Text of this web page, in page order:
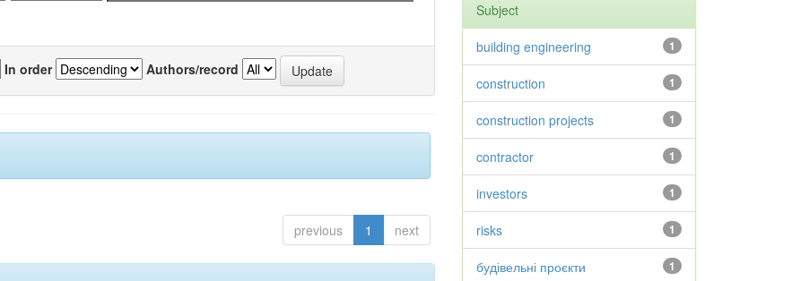
In order Authors/record
previous 1 next
Subject
1
building engineering
1
construction
1
construction projects
1
contractor
1
investors
1
risks
1
будівельні проєкти